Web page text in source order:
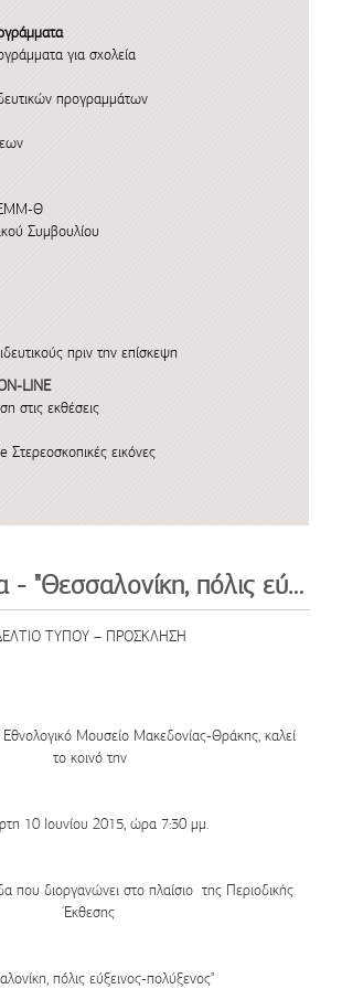
για σχολεία
προγραμμάτων
Θ
Συμβουλίου
πριν την επίσκεψη
LINE
στις εκθέσεις
Στερεοσκοπικές εικόνες
Ημερίδα - "Θεσσαλονίκη, πόλις εύξεινος-πολύξενος"
ΤΥΠΟΥ – ΠΡΟΣΚΛΗΣΗ
Μουσείο Μακεδονίας-Θράκης, καλεί
το κοινό την
10 Ιουνίου 2015, ώρα 7:30 μμ.
που διοργανώνει στο πλαίσιο της Περιοδικής
Έκθεσης
πόλις εύξεινος-πολύξενος"